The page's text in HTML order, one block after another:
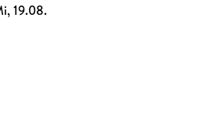
19.08.